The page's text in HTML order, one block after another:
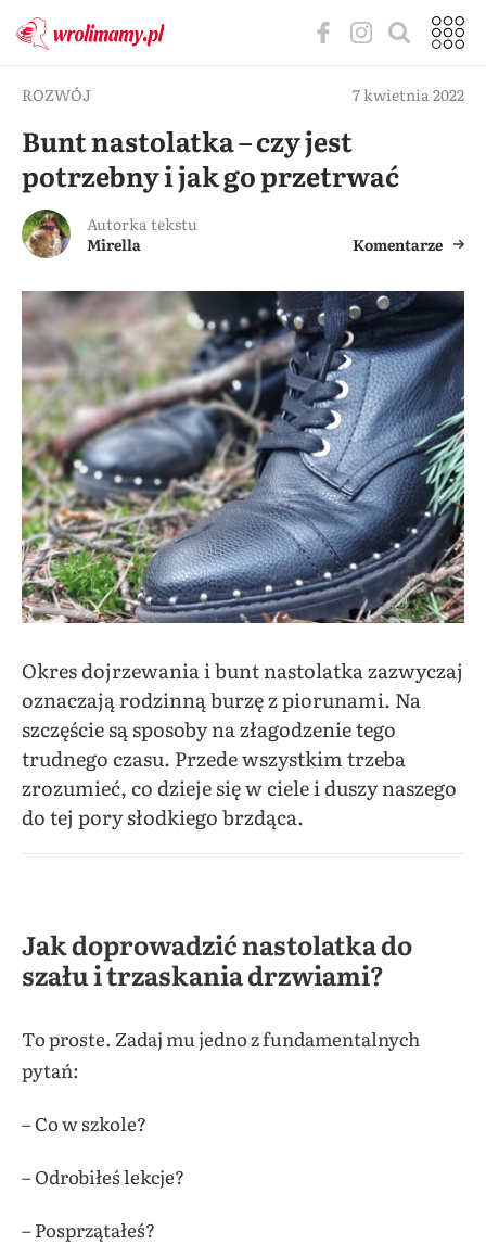
ROZWÓJ 7 kwietnia 2022
Bunt nastolatka – czy jest
potrzebny i jak go przetrwać
Autorka tekstu
Mirella
Komentarze
Okres dojrzewania i bunt nastolatka zazwyczaj
oznaczają rodzinną burzę z piorunami. Na
szczęście są sposoby na złagodzenie tego
trudnego czasu. Przede wszystkim trzeba
zrozumieć, co dzieje się w ciele i duszy naszego
do tej pory słodkiego brzdąca.
Jak doprowadzić nastolatka do
szału i trzaskania drzwiami?
To proste. Zadaj mu jedno z fundamentalnych
pytań:
– Co w szkole?
– Odrobiłeś lekcje?
– Posprzątałeś?